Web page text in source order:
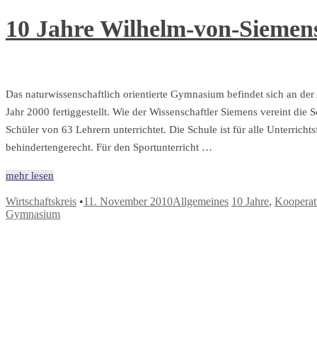
10 Jahre Wilhelm-von-
Das naturwissenschaftlich orientierte Gymnasium befindet sich an
Jahr 2000 fertiggestellt. Wie der Wissenschaftler Siemens vereint die
Schüler von 63 Lehrern unterrichtet. Die Schule ist für alle
behindertengerecht. Für den Sportunterricht …
mehr lesen
Wirtschaftskreis •11. November 2010Allgemeines 10 Jahre,
Gymnasium